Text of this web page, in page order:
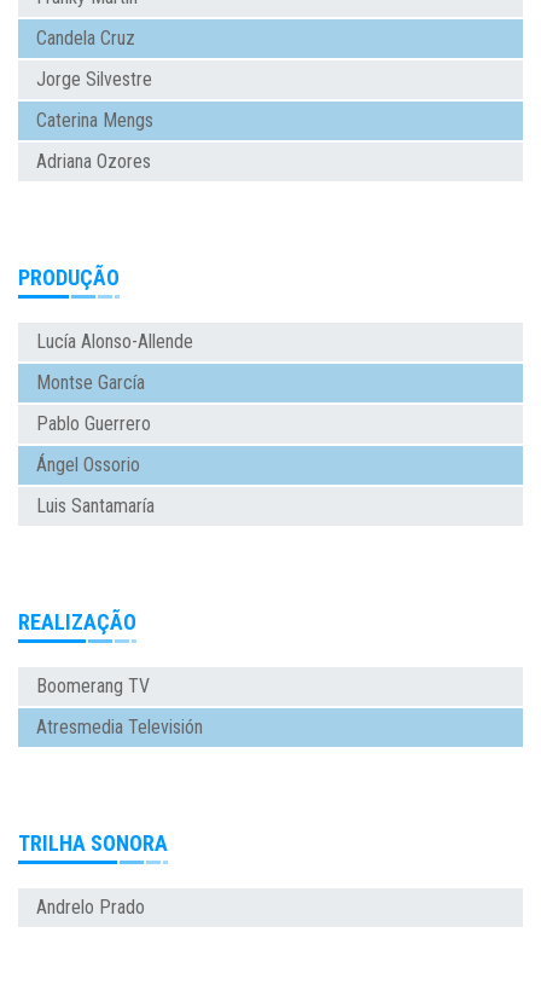
Candela Cruz
Jorge Silvestre
Caterina Mengs
Adriana Ozores
PRODUÇÃO
Lucía Alonso-Allende
Montse García
Pablo Guerrero
Ángel Ossorio
Luis Santamaría
REALIZAÇÃO
Boomerang TV
Atresmedia Televisión
TRILHA SONORA
Andrelo Prado